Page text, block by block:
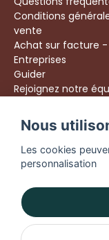
Conditions
vente
Achat sur facture -
Entreprises
Guider
Rejoignez notre
Följ oss:
Facebook
Nous
Les cookies
personnalisation